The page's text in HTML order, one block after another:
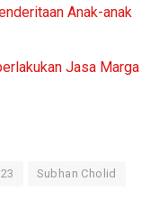
Anak-anak
Jasa Marga
Subhan Cholid